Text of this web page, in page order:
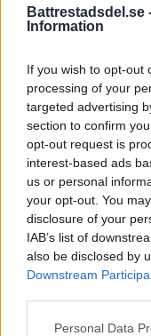
Battrestadsdel.se
Information
If you wish to opt-out
processing of your
targeted advertising
section to confirm
opt-out request is
interest-based ads
us or personal
your opt-out. You
disclosure of your
IAB’s list of
also be disclosed by
Downstream
Please note that this
Personal Data
Annons:
Annons: